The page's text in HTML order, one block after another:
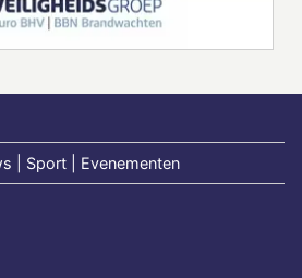
| Sport | Evenementen